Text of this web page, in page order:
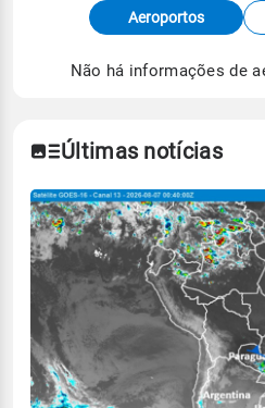
Fonte: dados
meteorológicas e satélite
de Tempo e Estudos
Aeroportos
Não há informações de
Últimas notícias